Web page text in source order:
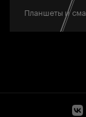
Планшеты и